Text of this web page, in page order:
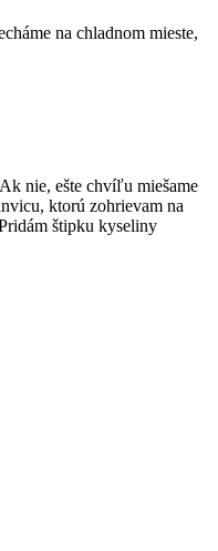
na chladnom mieste,
nie, ešte chvíľu miešame
ktorú zohrievam na
štipku kyseliny